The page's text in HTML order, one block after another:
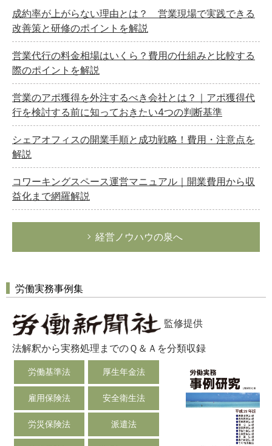
成約率が上がらない理由とは？ 営業現場で実践できる
改善策と研修のポイントを解説
営業代行の料金相場はいくら？費用の仕組みと比較する
際のポイントを解説
営業のアポ獲得を外注するべき会社とは？｜アポ獲得代
行を検討する前に知っておきたい4つの判断基準
シェアオフィスの開業手順と成功戦略！費用・注意点を
解説
コワーキングスペース運営マニュアル｜開業費用から収
益化まで網羅解説
経営ノウハウの泉へ
労働実務事例集
監修提供
法解釈から実務処理までのＱ＆Ａを分類収録
労働基準法 厚生年金法
雇用保険法 安全衛生法
労災保険法 派遣法